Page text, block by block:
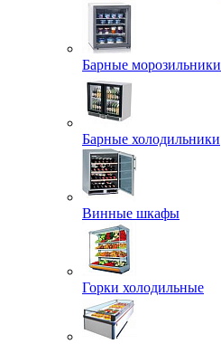
Барные морозильники
Барные холодильники
Винные шкафы
Горки холодильные